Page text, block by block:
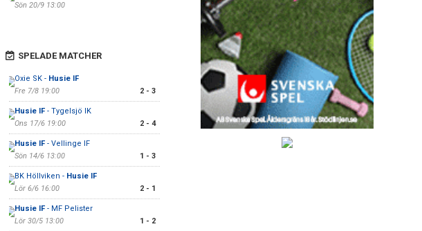
Sön 20/9 13:00
SPELADE MATCHER
Oxie SK - Husie IF
Fre 7/8 19:00
2 - 3
Husie IF- Tygelsjö IK
Ons 17/6 19:00
2 - 4
Husie IF- Vellinge IF
Sön 14/6 13:00
1 - 3
BK Höllviken - Husie IF
Lör 6/6 16:00
2 - 1
Husie IF- MF Pelister
Lör 30/5 13:00
1 - 2